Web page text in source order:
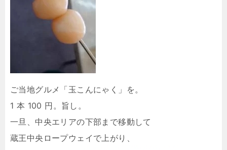
ご当地グルメ「玉こんにゃく」を。
1 本 100 円。旨し。
一旦、中央エリアの下部まで移動して
蔵王中央ロープウェイで上がり、